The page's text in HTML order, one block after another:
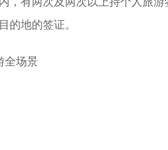
的地的签证。